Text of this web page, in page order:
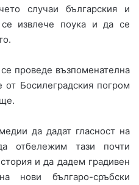
случаи българския и
извлече поука и да се
проведе възпоменателна
Босилеградския погром
да дадат гласност на
отбележим тази почти
и да дадем градивен
нови българо-сръбски